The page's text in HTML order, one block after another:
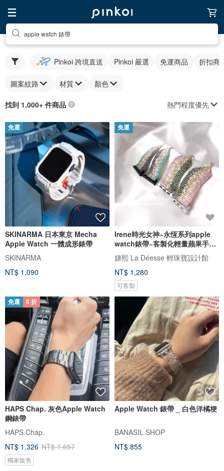
apple watch 錶帶
Pinkoi 跨境直送 Pinkoi 嚴選 免運商品 折扣商
圖案紋路 材質 顏色
找到 1,000+ 件商品 熱門程度優先
免運
SKINARMA 日本東京 Mecha
Apple Watch 一體成形錶帶
SKINARMA
NT$ 1,090
免運
Irene時光女神~永恆系列apple
watch錶帶~客製化輕量蘋果手錶
錶帶
娣熙 La Déesse 輕珠寶設計館
NT$ 1,280
可客製
免運 8 折
HAPS Chap. 灰色Apple Watch
鋼錶帶
HAPS Chap.
NT$ 1,326 NT$ 1,657
獨家販售
Apple Watch 錶帶 _ 白色洋橘梗
BANASIL SHOP
NT$ 855